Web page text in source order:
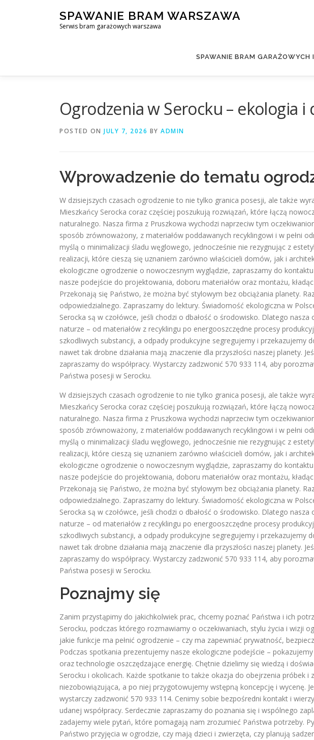
SPAWANIE BRAM WARSZAWA
Serwis bram garażowych warszawa
SPAWANIE BRAM
Ogrodzenia w Serocku – ekologia i
POSTED ON JULY 7, 2026 BY ADMIN
Wprowadzenie do tematu
W dzisiejszych czasach ogrodzenie to nie tylko granica posesji, ale także
Mieszkańcy Serocka coraz częściej poszukują rozwiązań, które łączą
naturalnego. Nasza firma z Pruszkowa wychodzi naprzeciw tym
sposób zrównoważony, z materiałów poddawanych recyklingowi i w pełni
myślą o minimalizacji śladu węglowego, jednocześnie nie rezygnując z
realizacji, które cieszą się uznaniem zarówno właścicieli domów, jak i
ekologiczne ogrodzenie o nowoczesnym wyglądzie, zapraszamy do
nasze podejście do projektowania, doboru materiałów oraz montażu,
Przekonają się Państwo, że można być stylowym bez obciążania planety.
odpowiedzialnego. Zapraszamy do lektury. Świadomość ekologiczna w
Serocka są w czołówce, jeśli chodzi o dbałość o środowisko. Dlatego
naturze – od materiałów z recyklingu po energooszczędne procesy
szkodliwych substancji, a odpady produkcyjne segregujemy i przekazujemy
nawet tak drobne działania mają znaczenie dla przyszłości naszej planety.
zapraszamy do współpracy. Wystarczy zadzwonić 570 933 114, aby
Państwa posesji w Serocku.
W dzisiejszych czasach ogrodzenie to nie tylko granica posesji, ale także
Mieszkańcy Serocka coraz częściej poszukują rozwiązań, które łączą
naturalnego. Nasza firma z Pruszkowa wychodzi naprzeciw tym
sposób zrównoważony, z materiałów poddawanych recyklingowi i w pełni
myślą o minimalizacji śladu węglowego, jednocześnie nie rezygnując z
realizacji, które cieszą się uznaniem zarówno właścicieli domów, jak i
ekologiczne ogrodzenie o nowoczesnym wyglądzie, zapraszamy do
nasze podejście do projektowania, doboru materiałów oraz montażu,
Przekonają się Państwo, że można być stylowym bez obciążania planety.
odpowiedzialnego. Zapraszamy do lektury. Świadomość ekologiczna w
Serocka są w czołówce, jeśli chodzi o dbałość o środowisko. Dlatego
naturze – od materiałów z recyklingu po energooszczędne procesy
szkodliwych substancji, a odpady produkcyjne segregujemy i przekazujemy
nawet tak drobne działania mają znaczenie dla przyszłości naszej planety.
zapraszamy do współpracy. Wystarczy zadzwonić 570 933 114, aby
Państwa posesji w Serocku.
Poznajmy się
Zanim przystąpimy do jakichkolwiek prac, chcemy poznać Państwa i ich
Serocku, podczas którego rozmawiamy o oczekiwaniach, stylu życia i wizji
jakie funkcje ma pełnić ogrodzenie – czy ma zapewniać prywatność,
Podczas spotkania prezentujemy nasze ekologiczne podejście –
oraz technologie oszczędzające energię. Chętnie dzielimy się wiedzą i
Serocku i okolicach. Każde spotkanie to także okazja do obejrzenia próbek
niezobowiązująca, a po niej przygotowujemy wstępną koncepcję i wycenę.
wystarczy zadzwonić 570 933 114. Cenimy sobie bezpośredni kontakt i
udanej współpracy. Serdecznie zapraszamy do poznania się i wspólnego
zadajemy wiele pytań, które pomagają nam zrozumieć Państwa potrzeby.
Państwo przyjęcia w ogrodzie, czy mają dzieci i zwierzęta, czy planują